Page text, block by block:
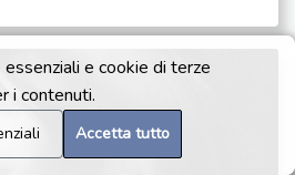
e cookie di terze
i contenuti.
Accetta tutto